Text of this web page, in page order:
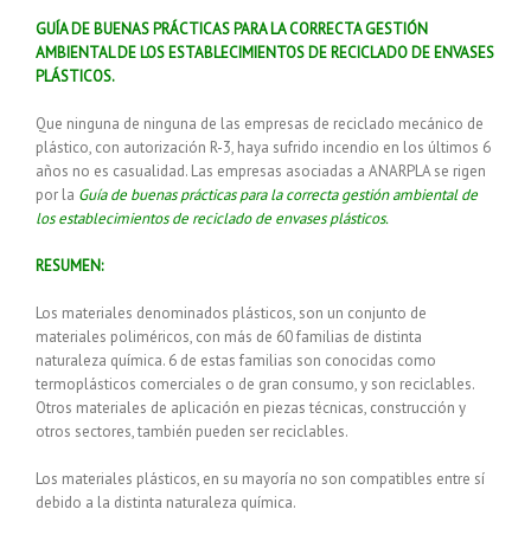
GUÍA DE BUENAS PRÁCTICAS PARA LA CORRECTA GESTIÓN
AMBIENTAL DE LOS ESTABLECIMIENTOS DE RECICLADO DE ENVASES
PLÁSTICOS.
Que ninguna de ninguna de las empresas de reciclado mecánico de
plástico, con autorización R-3, haya sufrido incendio en los últimos 6
años no es casualidad. Las empresas asociadas a ANARPLA se rigen
por la Guía de buenas prácticas para la correcta gestión ambiental de
los establecimientos de reciclado de envases plásticos.
RESUMEN:
Los materiales denominados plásticos, son un conjunto de
materiales poliméricos, con más de 60 familias de distinta
naturaleza química. 6 de estas familias son conocidas como
termoplásticos comerciales o de gran consumo, y son reciclables.
Otros materiales de aplicación en piezas técnicas, construcción y
otros sectores, también pueden ser reciclables.
Los materiales plásticos, en su mayoría no son compatibles entre sí
debido a la distinta naturaleza química.